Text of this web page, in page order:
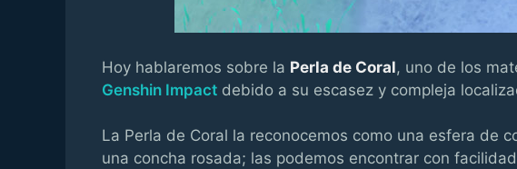
Hoy hablaremos sobre la Perla de Coral, uno de los
Genshin Impact debido a su escasez y compleja
La Perla de Coral la reconocemos como una esfera de
una concha rosada; las podemos encontrar con